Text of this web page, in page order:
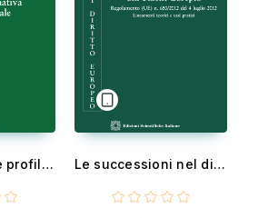
Terzo settore e profili dell’iniziativa con scopo ideale Le successioni nel diritto internazionale privato dell'Unione Europea - Regolamento (UE) n. 650/2012 del 4 luglio 2012 Lineamenti teorici e casi pratici